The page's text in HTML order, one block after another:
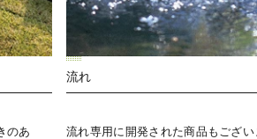
のあ
流れ
流れ専用に開発された商品もござ